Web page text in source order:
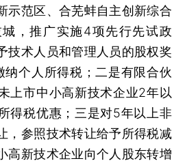
示范区、合芜蚌自主创新综合
，推广实施4项先行先试政
技术人员和管理人员的股权奖
个人所得税；二是有限合伙
上市中小高新技术企业2年以
得税优惠；三是对5年以上非
，参照技术转让给予所得税减
高新技术企业向个人股东转增